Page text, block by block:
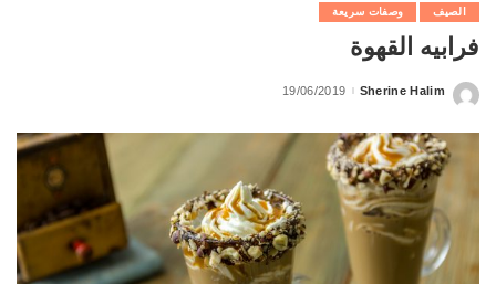
الصيف وصفات سريعة
فرابيه القهوة
Posted
Sherine Halim
19/06/2019